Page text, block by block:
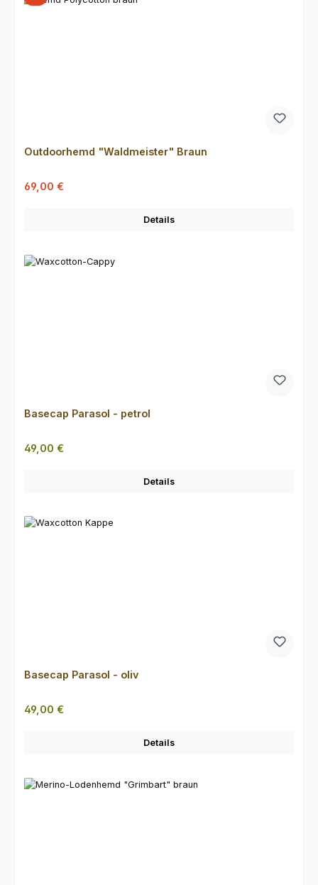
Outdoorhemd "Waldmeister" Braun
Verkaufspreis:
69,00 €
Details
Basecap Parasol - petrol
Regulärer Preis:
49,00 €
Details
Basecap Parasol - oliv
Regulärer Preis:
49,00 €
Details